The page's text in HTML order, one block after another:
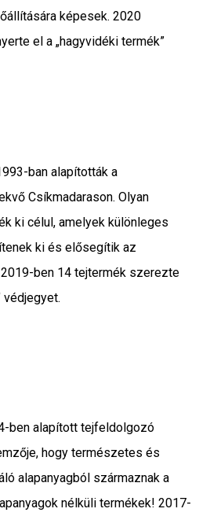
képesek. 2020
el a „hagyvidéki termék”
ban alapították a
Csíkmadarason. Olyan
ki célul, amelyek különleges
ki és elősegítik az
ben 14 tejtermék szerezte
védjegyet.
ben alapított tejfeldolgozó
hogy természetes és
alapanyagból származnak a
nélküli termékek! 2017-